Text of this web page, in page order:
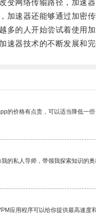
网络传输路径，加速器
速器还能够通过加密传
的人开始尝试着使用加
器技术的不断发展和完
的价格有点贵，可以适当降低一些
的私人导师，带领我探索知识的奥
应用程序可以给你提供最高速度